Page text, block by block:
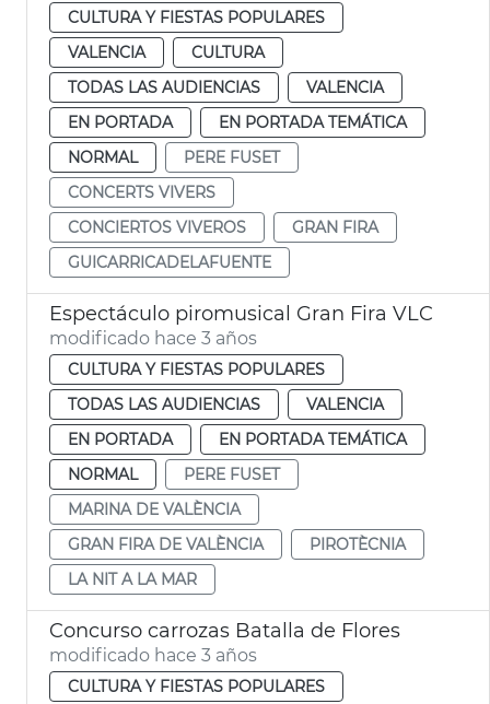
CULTURA Y FIESTAS POPULARES
VALENCIA
CULTURA
TODAS LAS AUDIENCIAS
VALENCIA
EN PORTADA
EN PORTADA TEMÁTICA
NORMAL
PERE FUSET
CONCERTS VIVERS
CONCIERTOS VIVEROS
GRAN FIRA
GUICARRICADELAFUENTE
Espectáculo piromusical Gran Fira VLC
modificado hace 3 años
CULTURA Y FIESTAS POPULARES
TODAS LAS AUDIENCIAS
VALENCIA
EN PORTADA
EN PORTADA TEMÁTICA
NORMAL
PERE FUSET
MARINA DE VALÈNCIA
GRAN FIRA DE VALÈNCIA
PIROTÈCNIA
LA NIT A LA MAR
Concurso carrozas Batalla de Flores
modificado hace 3 años
CULTURA Y FIESTAS POPULARES